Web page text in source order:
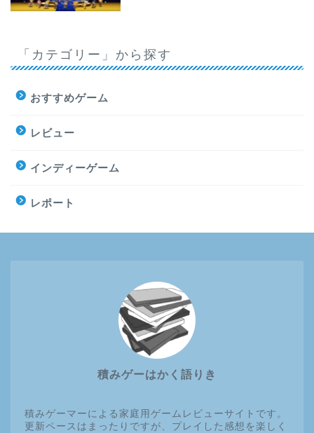
「カテゴリー」から探す
おすすめゲーム
レビュー
インディーゲーム
レポート
積みゲーはかく語りき
積みゲーマーによる家庭用ゲームレビューサイトです。
更新ペースはまったりですが、プレイした感想を楽しく